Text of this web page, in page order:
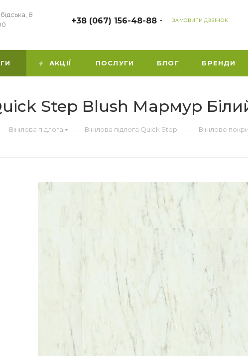
8
+38 (067) 156-48-88 ЗАМОВИТИ ДЗВІНОК
АКЦІЇ ПОСЛУГИ БЛОГ БРЕНДИ
Step Blush Мармур
Вінілова підлога — Вінілова підлога Quick Step — Вінілове